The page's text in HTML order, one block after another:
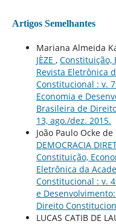
Artigos Semelhantes
Mariana Almeida
JÈZE , Constituição,
Revista Eletrônica
Constitucional : v.
Economia e
Brasileira de
13, ago./dez. 2015.
João Paulo Ocke
DEMOCRACIA
Constituição,
Eletrônica da
Constitucional : v.
e
Direito
LUCAS CATIB DE